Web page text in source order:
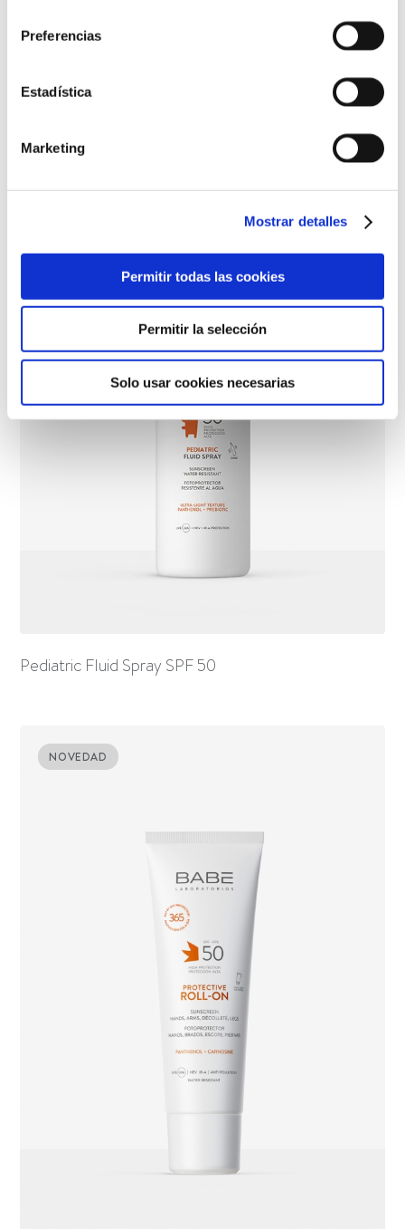
Preferencias
Estadística
Marketing
Mostrar detalles
Permitir todas las cookies
Permitir la selección
Solo usar cookies necesarias
NOVEDAD
Pediatric Fluid Spray SPF 50
NOVEDAD